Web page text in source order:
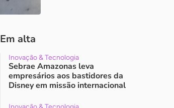
Em alta
Inovação & Tecnologia
Sebrae Amazonas leva
empresários aos bastidores da
Disney em missão internacional